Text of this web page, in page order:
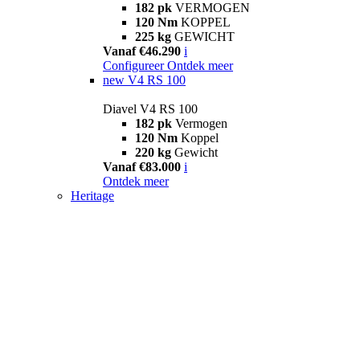
182 pk VERMOGEN
120 Nm KOPPEL
225 kg GEWICHT
Vanaf €46.290 i
Configureer Ontdek meer
new V4 RS 100
Diavel V4 RS 100
182 pk Vermogen
120 Nm Koppel
220 kg Gewicht
Vanaf €83.000 i
Ontdek meer
Heritage